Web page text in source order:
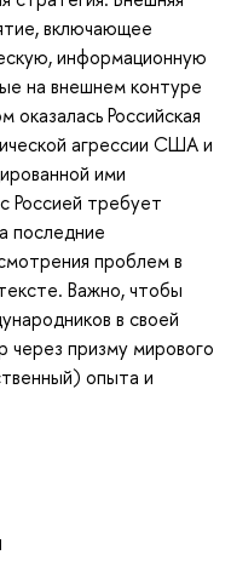
включающее
информационную
на внешнем контуре
Российская
агрессии США и
ими
Россией требует
последние
проблем в
Важно, чтобы
в своей
призму мирового
опыта и